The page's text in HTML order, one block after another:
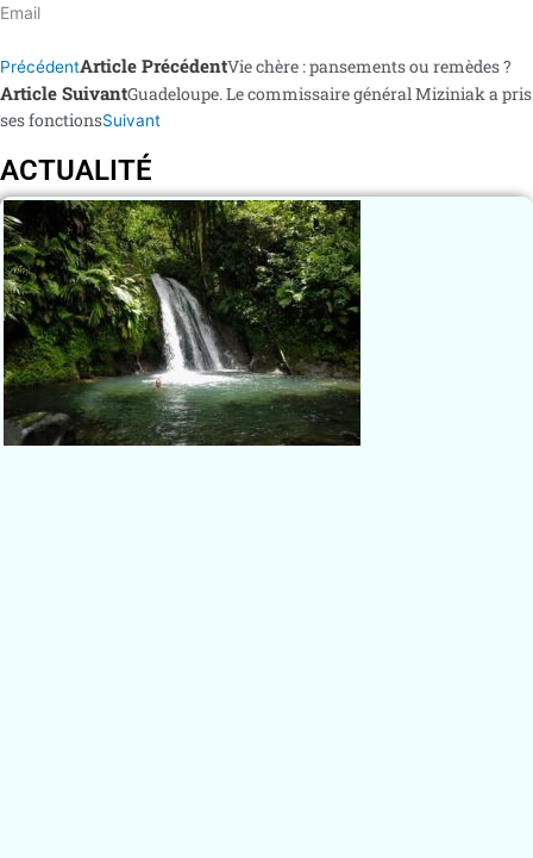
Email
PrécédentArticle PrécédentVie chère : pansements ou remèdes ?
Article SuivantGuadeloupe. Le commissaire général Miziniak a pris
ses fonctionsSuivant
ACTUALITÉ